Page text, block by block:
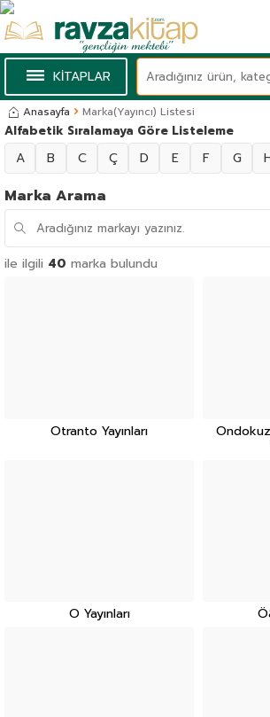
KİTAPLAR
Anasayfa Marka(Yayıncı) Listesi
Alfabetik Sıralamaya Göre Listeleme
A B C Ç D E F G
Marka Arama
ile ilgili 40 marka bulundu
Otranto Yayınları
O Yayınları